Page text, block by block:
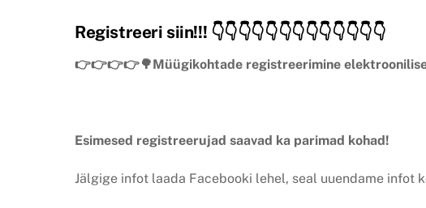
Registreeri siin!!! 👇👇👇👇👇👇👇👇👇👇👇👇👇
👉👉👉👉🌳Müügikohtade registreerimine
Esimesed registreerujad saavad ka parimad kohad!
Jälgige infot laada Facebooki lehel, seal uuendame infot